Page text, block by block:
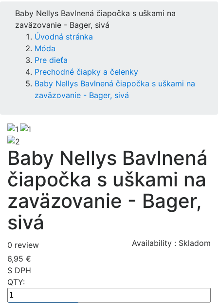
Baby Nellys Bavlnená čiapočka s uškami na
zaväzovanie - Bager, sivá
Úvodná stránka
Móda
Pre dieťa
Prechodné čiapky a čelenky
Baby Nellys Bavlnená čiapočka s uškami na
zaväzovanie - Bager, sivá
Baby Nellys Bavlnená
čiapočka s uškami na
zaväzovanie - Bager,
sivá
0 review Availability : Skladom
6,95 €
S DPH
QTY: